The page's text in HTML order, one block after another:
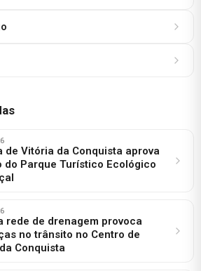
de Vitória da Conquista aprova
do Parque Turístico Ecológico
rede de drenagem provoca
no trânsito no Centro de
Conquista